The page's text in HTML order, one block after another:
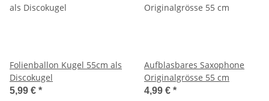
Folienballon Kugel 55cm als
Discokugel
5,99 € *
Aufblasbares Saxophone
Originalgrösse 55 cm
4,99 € *